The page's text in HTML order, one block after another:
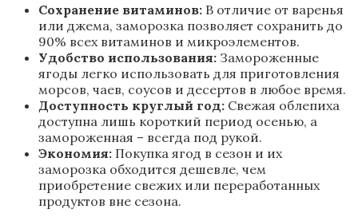
Сохранение витаминов: В отличие от варенья
или джема, заморозка позволяет сохранить до
90% всех витаминов и микроэлементов.
Удобство использования: Замороженные
ягоды легко использовать для приготовления
морсов, чаев, соусов и десертов в любое время.
Доступность круглый год: Свежая облепиха
доступна лишь короткий период осенью, а
замороженная – всегда под рукой.
Экономия: Покупка ягод в сезон и их
заморозка обходится дешевле, чем
приобретение свежих или переработанных
продуктов вне сезона.